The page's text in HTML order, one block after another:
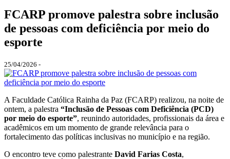
FCARP promove palestra sobre inclusão
de pessoas com deficiência por meio do
esporte
25/04/2026 -
A Faculdade Católica Rainha da Paz (FCARP) realizou, na noite de
ontem, a palestra “Inclusão de Pessoas com Deficiência (PCD)
por meio do esporte”, reunindo autoridades, profissionais da área e
acadêmicos em um momento de grande relevância para o
fortalecimento das políticas inclusivas no município e na região.
O encontro teve como palestrante David Farias Costa,